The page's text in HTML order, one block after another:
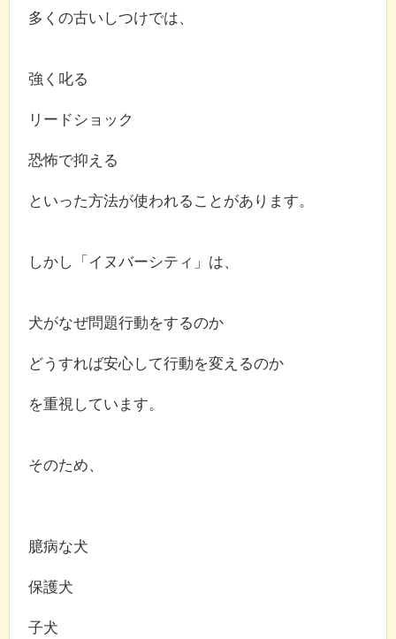
多くの古いしつけでは、
強く叱る
リードショック
恐怖で抑える
といった方法が使われることがあります。
しかし「イヌバーシティ」は、
犬がなぜ問題行動をするのか
どうすれば安心して行動を変えるのか
を重視しています。
そのため、
臆病な犬
保護犬
子犬